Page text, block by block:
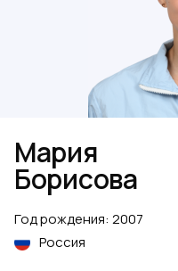
Мария
Борисова
Год рождения: 2007
Россия